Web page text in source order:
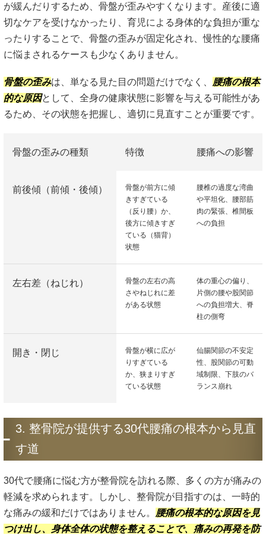
が緩んだりするため、骨盤が歪みやすくなります。産後に適
切なケアを受けなかったり、育児による身体的な負担が重な
ったりすることで、骨盤の歪みが固定化され、慢性的な腰痛
に悩まされるケースも少なくありません。
骨盤の歪みは、単なる見た目の問題だけでなく、 腰痛の根本
的な原因として、全身の健康状態に影響を与える可能性があ
るため、その状態を把握し、適切に見直すことが重要です。
骨盤の歪みの種類 特徴 腰痛への影響
前後傾（前傾・後傾）
骨盤が前方に傾
きすぎている
（反り腰）か、
後方に傾きすぎ
ている（猫背）
状態
腰椎の過度な湾曲
や平坦化、腰部筋
肉の緊張、椎間板
への負担
左右差（ねじれ）
骨盤の左右の高
さやねじれに差
がある状態
体の重心の偏り、
片側の腰や股関節
への負担増大、脊
柱の側弯
開き・閉じ
骨盤が横に広が
りすぎている
か、狭まりすぎ
ている状態
仙腸関節の不安定
性、股関節の可動
域制限、下肢のバ
ランス崩れ
3. 整骨院が提供する30代腰痛の根本から見直
す道
30代で腰痛に悩む方が整骨院を訪れる際、多くの方が痛みの
軽減を求められます。しかし、整骨院が目指すのは、一時的
な痛みの緩和だけではありません。 腰痛の根本的な原因を見
つけ出し、身体全体の状態を整えることで、痛みの再発を防